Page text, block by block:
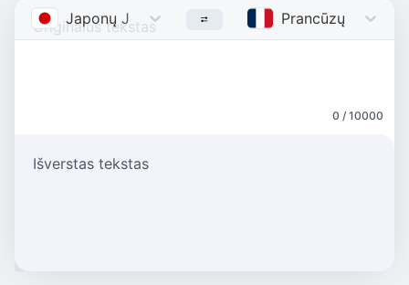
Japonų Japanese Prancūzų French
0 / 10000
Išverstas tekstas